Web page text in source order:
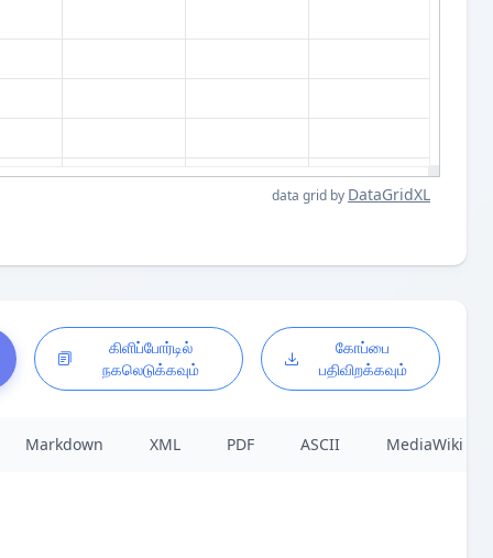
data grid by DataGridXL
கிளிப்போர்டில்
நகலெடுக்கவும்
கோப்பை
பதிவிறக்கவும்
Markdown XML PDF ASCII MediaWiki